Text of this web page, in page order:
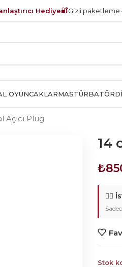
Hediye🔐Gizli paketleme
OYUNCAKLARMASTÜRBATÖR
Açıcı Plug
14
₺
🚴‍♂️
Stok